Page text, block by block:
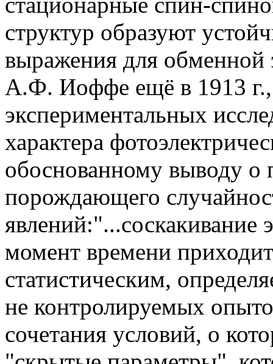
структур образуют
выражения для обменной
А.Ф. Иоффе ещё в 1913 г.,
экспериментальных
характера
обоснованному выводу о
порождающего
явлений:"...соскакивание
момент времени
статистическим,
не контролируемых
сочетания условий, о